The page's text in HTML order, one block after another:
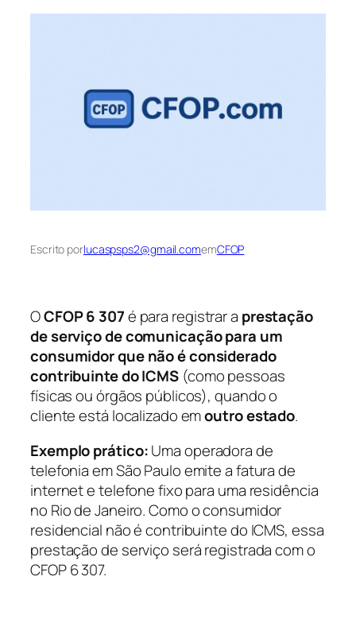
Escrito porlucaspsps2@gmail.comemCFOP
OCFOP 6 307é para registrar a prestação
de serviço de comunicação para um
consumidor que não é considerado
contribuinte do ICMS (como pessoas
físicas ou órgãos públicos), quando o
cliente está localizado emoutro estado.
Exemplo prático:Uma operadora de
telefonia em São Paulo emite a fatura de
internet e telefone fixo para uma residência
no Rio de Janeiro. Como o consumidor
residencial não é contribuinte do ICMS, essa
prestação de serviço será registrada com o
CFOP 6 307.